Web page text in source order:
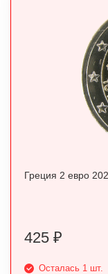
Греция 2 евро
425 ₽
Осталась 1 шт.